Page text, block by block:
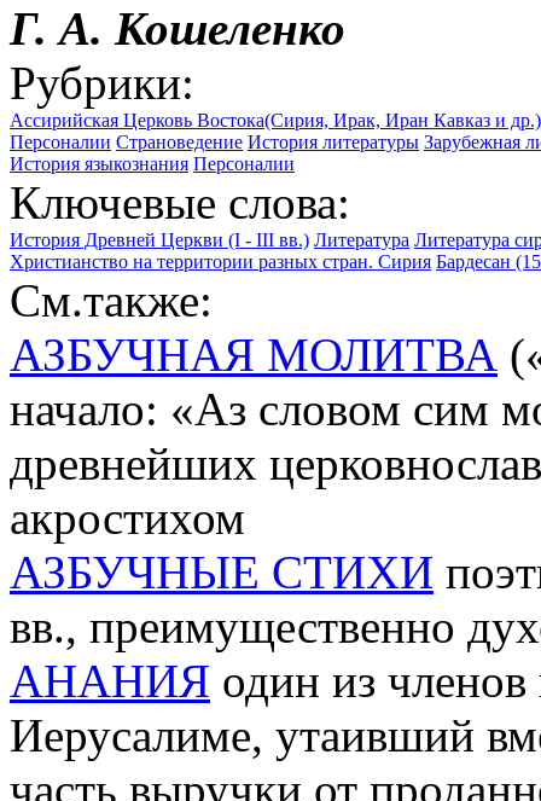
Г. А. Кошеленко
Рубрики:
Ассирийская Церковь Востока(Сирия, Ирак, Иран Кавказ и др.)
Персоналии Страноведение История литературы Зарубежная
История языкознания Персоналии
Ключевые слова:
История Древней Церкви (I - III вв.) Литература Литература
Христианство на территории разных стран. Сирия Бардесан
См.также:
АЗБУЧНАЯ МОЛИТВА
начало: «Аз словом сим
древнейших
акростихом
АЗБУЧНЫЕ СТИХИ
вв., преимущественно
АНАНИЯ один из
Иерусалиме, утаивший
часть выручки от